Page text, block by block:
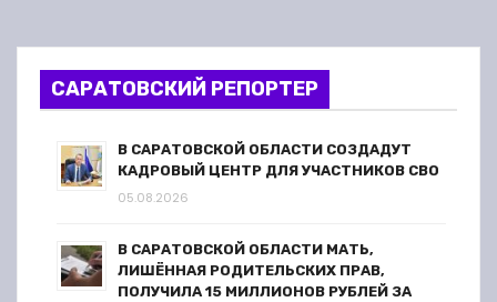
о
зСАРАТОВСКИЙ РЕПОРТЕР
В САРАТОВСКОЙ ОБЛАСТИ СОЗДАДУТ
КАДРОВЫЙ ЦЕНТР ДЛЯ УЧАСТНИКОВ СВО
05.08.2026
В САРАТОВСКОЙ ОБЛАСТИ МАТЬ,
ЛИШЁННАЯ РОДИТЕЛЬСКИХ ПРАВ,
ПОЛУЧИЛА 15 МИЛЛИОНОВ РУБЛЕЙ ЗА